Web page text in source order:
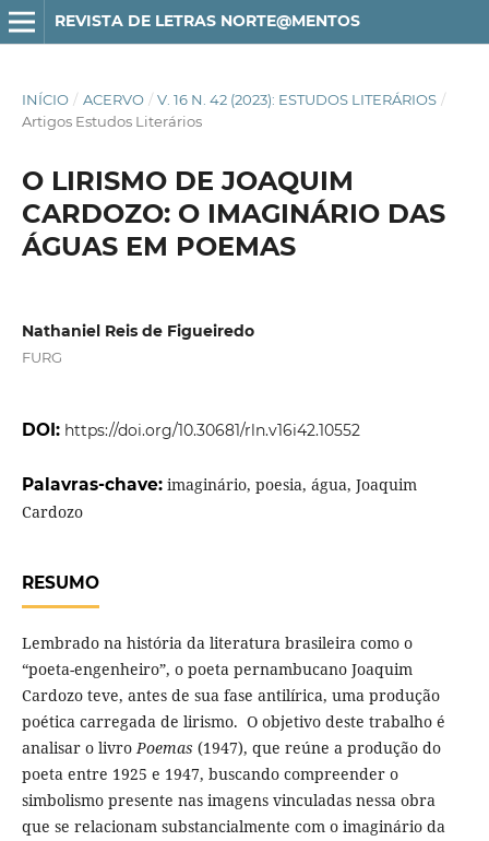
REVISTA DE LETRAS NORTE@MENTOS
INÍCIO / ACERVO / V. 16 N. 42 (2023): ESTUDOS LITERÁRIOS /
Artigos Estudos Literários
O LIRISMO DE JOAQUIM
CARDOZO: O IMAGINÁRIO DAS
ÁGUAS EM POEMAS
Nathaniel Reis de Figueiredo
FURG
DOI: https://doi.org/10.30681/rln.v16i42.10552
Palavras-chave: imaginário, poesia, água, Joaquim
Cardozo
RESUMO
Lembrado na história da literatura brasileira como o
“poeta-engenheiro”, o poeta pernambucano Joaquim
Cardozo teve, antes de sua fase antilírica, uma produção
poética carregada de lirismo. O objetivo deste trabalho é
analisar o livroPoemas (1947), que reúne a produção do
poeta entre 1925 e 1947, buscando compreender o
simbolismo presente nas imagens vinculadas nessa obra
que se relacionam substancialmente com o imaginário da